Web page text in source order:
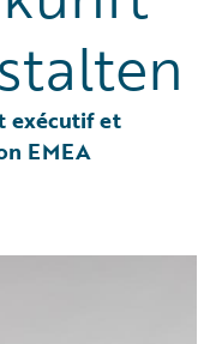
exécutif et
EMEA